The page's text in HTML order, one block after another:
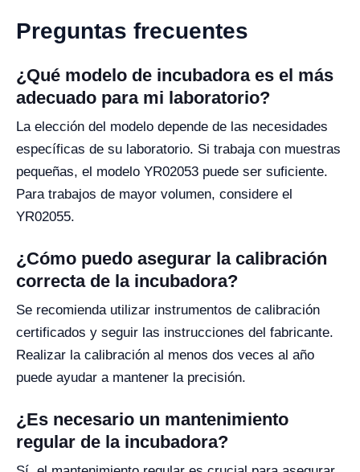
Preguntas frecuentes
¿Qué modelo de incubadora es el más
adecuado para mi laboratorio?
La elección del modelo depende de las necesidades
específicas de su laboratorio. Si trabaja con muestras
pequeñas, el modelo YR02053 puede ser suficiente.
Para trabajos de mayor volumen, considere el
YR02055.
¿Cómo puedo asegurar la calibración
correcta de la incubadora?
Se recomienda utilizar instrumentos de calibración
certificados y seguir las instrucciones del fabricante.
Realizar la calibración al menos dos veces al año
puede ayudar a mantener la precisión.
¿Es necesario un mantenimiento
regular de la incubadora?